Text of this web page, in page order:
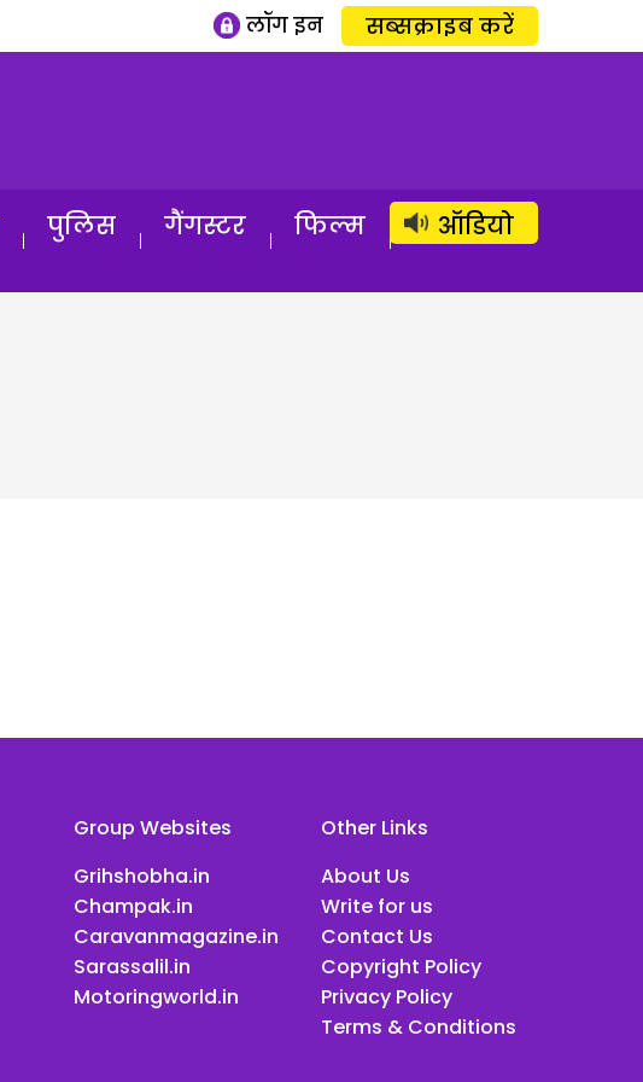
लॉग इन सब्सक्राइब करें
पुलिस गैंगस्टर फिल्म ऑडियो
Group Websites
Grihshobha.in
Champak.in
Caravanmagazine.in
Sarassalil.in
Motoringworld.in
Other Links
About Us
Write for us
Contact Us
Copyright Policy
Privacy Policy
Terms & Conditions